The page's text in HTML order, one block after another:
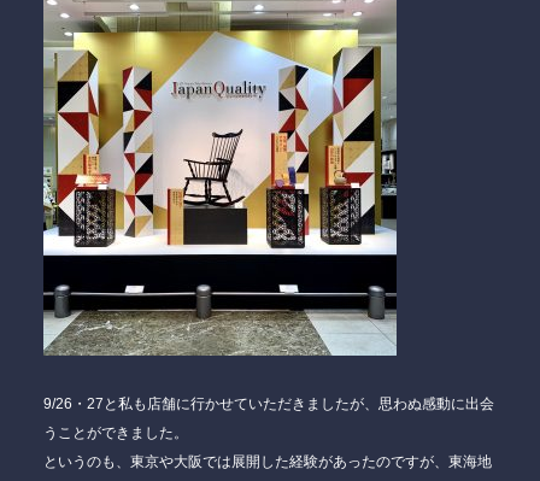
9/26・27と私も店舗に行かせていただきましたが、思わぬ感動に出会
うことができました。
というのも、東京や大阪では展開した経験があったのですが、東海地